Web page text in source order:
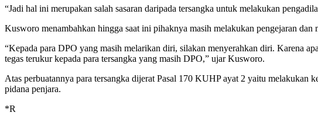
“Jadi hal ini merupakan salah sasaran daripada tersangka untuk melakukan
Kusworo menambahkan hingga saat ini pihaknya masih melakukan pengejaran
“Kepada para DPO yang masih melarikan diri, silakan menyerahkan diri. Karena
tegas terukur kepada para tersangka yang masih DPO,” ujar Kusworo.
Atas perbuatannya para tersangka dijerat Pasal 170 KUHP ayat 2 yaitu melakukan
pidana penjara.
*R